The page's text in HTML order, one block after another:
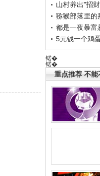
山村养出"招
猕猴部落里的
都是一夜暴富
5元钱一个鸡
锘�
锘�
重点推荐 不能